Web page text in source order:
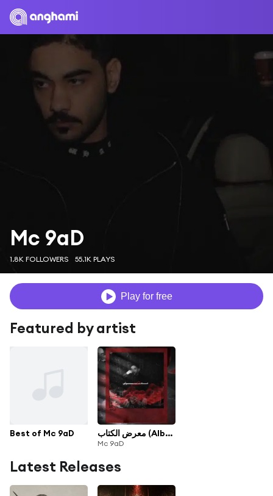
Mc 9aD
1.8K FOLLOWERS 55.1K PLAYS
Play for free
Featured by artist
Best of Mc 9aD معرض الكتاب (Album)
Mc 9aD
Latest Releases